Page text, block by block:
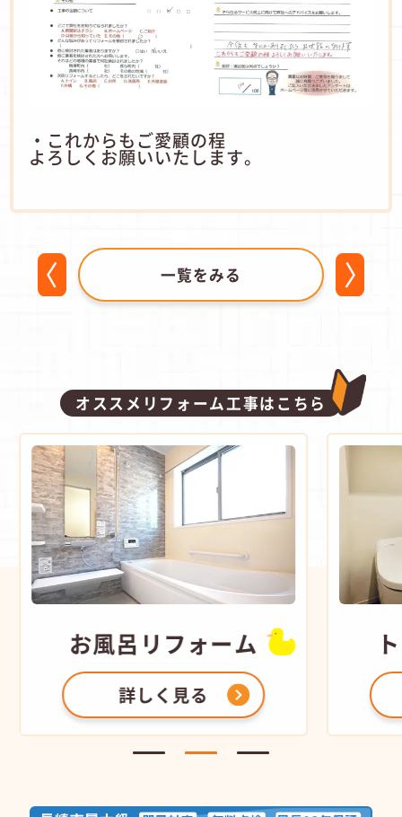
・これからもご愛顧の程
よろしくお願いいたします。
一覧をみる
オススメリフォーム工事はこちら
お風呂 リフォーム
詳しく見る